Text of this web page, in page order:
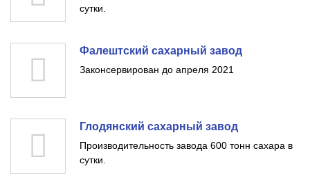
сутки.
Фалештский сахарный завод
Законсервирован до апреля 2021
Глодянский сахарный завод
Производительность завода 600 тонн сахара в
сутки.